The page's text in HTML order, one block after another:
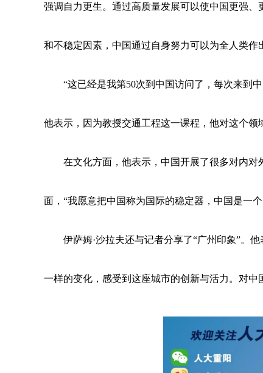
强调自力更生。通过高质量发展可以使中国更强
和不稳定因素，中国通过自身努力可以为全人类
“这已经是我第50次到中国访问了，每次来到
他表示，因为教授交通工程这一课程，他对这个领
在文化方面，他表示，中国开展了很多对内
面，“我愿意把中国称为国际的稳定器，中国是一
伊萨姆·沙拉夫还与记者分享了“广州印象”。
一样的变化，感受到这座城市的创新与活力。对